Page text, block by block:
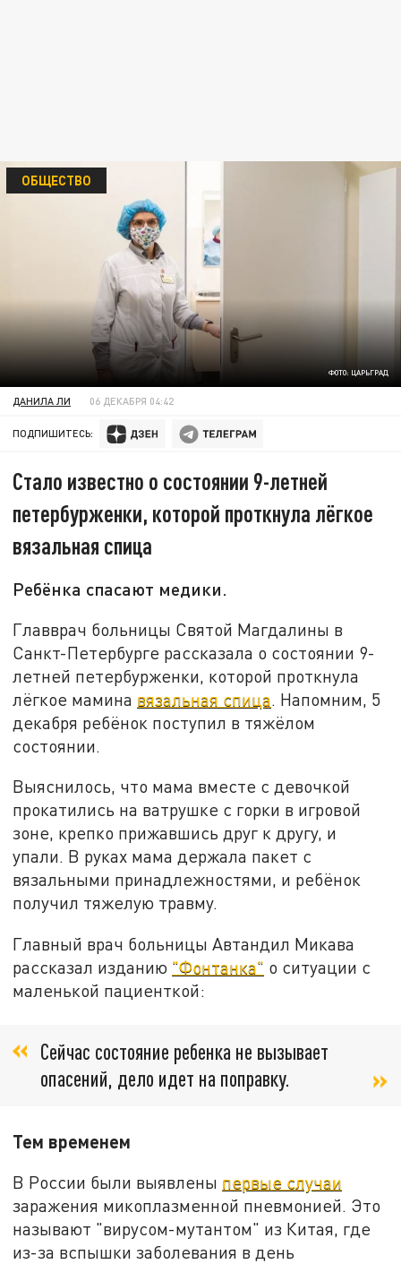
ФОТО: ЦАРЬГРАД
ОБЩЕСТВО
ДАНИЛА ЛИ 06 ДЕКАБРЯ 04:42
ПОДПИШИТЕСЬ:
Стало известно о состоянии 9-летней
петербурженки, которой проткнула лёгкое
вязальная спица
Ребёнка спасают медики.
Главврач больницы Святой Магдалины в
Санкт-Петербурге рассказала о состоянии 9-
летней петербурженки, которой проткнула
лёгкое мамина вязальная спица. Напомним, 5
декабря ребёнок поступил в тяжёлом
состоянии.
Выяснилось, что мама вместе с девочкой
прокатились на ватрушке с горки в игровой
зоне, крепко прижавшись друг к другу, и
упали. В руках мама держала пакет с
вязальными принадлежностями, и ребёнок
получил тяжелую травму.
Главный врач больницы Автандил Микава
рассказал изданию "Фонтанка" о ситуации с
маленькой пациенткой:
Сейчас состояние ребенка не вызывает
опасений, дело идет на поправку.
Тем временем
В России были выявлены первые случаи
заражения микоплазменной пневмонией. Это
называют "вирусом-мутантом" из Китая, где
из-за вспышки заболевания в день